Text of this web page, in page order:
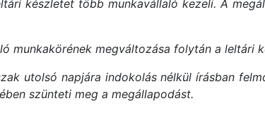
készletet több munkavállaló kezeli. A
munkakörének megváltozása folytán a leltári
utolsó napjára indokolás nélkül írásban
szünteti meg a megállapodást.